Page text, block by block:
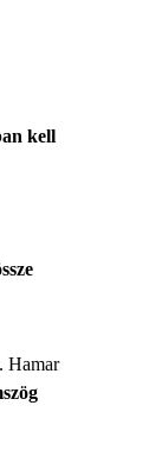
kell
Hamar